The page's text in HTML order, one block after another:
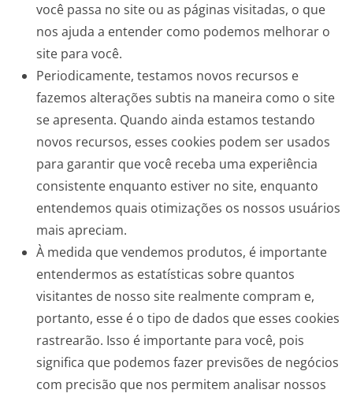
você passa no site ou as páginas visitadas, o que
nos ajuda a entender como podemos melhorar o
site para você.
Periodicamente, testamos novos recursos e
fazemos alterações subtis na maneira como o site
se apresenta. Quando ainda estamos testando
novos recursos, esses cookies podem ser usados ​​
para garantir que você receba uma experiência
consistente enquanto estiver no site, enquanto
entendemos quais otimizações os nossos usuários
mais apreciam.
À medida que vendemos produtos, é importante
entendermos as estatísticas sobre quantos
visitantes de nosso site realmente compram e,
portanto, esse é o tipo de dados que esses cookies
rastrearão. Isso é importante para você, pois
significa que podemos fazer previsões de negócios
com precisão que nos permitem analisar nossos